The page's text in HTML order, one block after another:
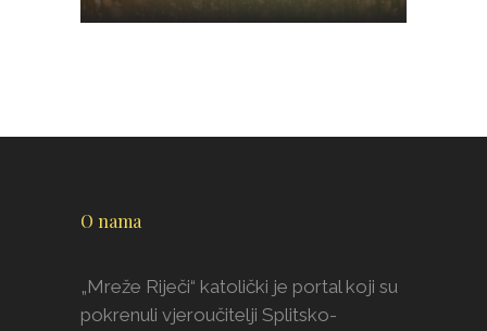
O nama
„Mreže Riječi“ katolički je portal koji su
pokrenuli vjeroučitelji Splitsko-